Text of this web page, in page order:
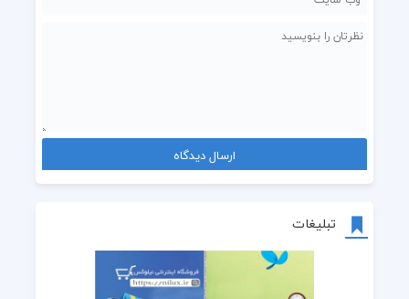
تبلیغات